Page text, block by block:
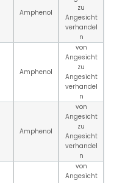
Amphenol
zu
Angesicht
verhandel
n
Amphenol
von
Angesicht
zu
Angesicht
verhandel
n
Amphenol
von
Angesicht
zu
Angesicht
verhandel
n
von
Angesicht